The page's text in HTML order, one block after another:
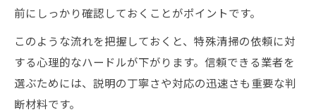
前にしっかり確認しておくことがポイントです。
このような流れを把握しておくと、特殊清掃の依頼に対
する心理的なハードルが下がります。信頼できる業者を
選ぶためには、説明の丁寧さや対応の迅速さも重要な判
断材料です。